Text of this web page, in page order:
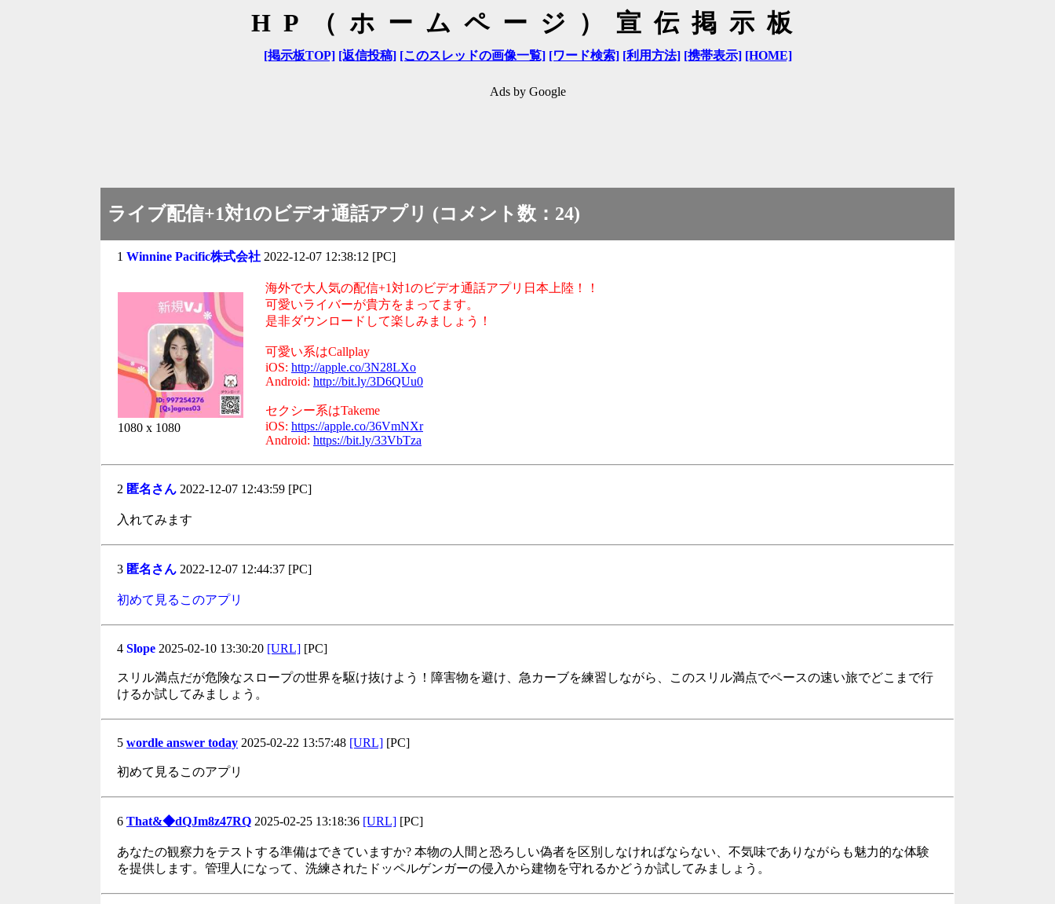
HP（ホームページ）宣伝掲示板
[掲示板TOP] [返信投稿] [このスレッドの画像一覧] [ワード検索] [利用方法] [携帯表示] [HOME]
Ads by Google
ライブ配信+1対1のビデオ通話アプリ (コメント数：24)
1 Winnine Pacific株式会社 2022-12-07 12:38:12 [PC]
1080 x 1080
海外で大人気の配信+1対1のビデオ通話アプリ日本上陸！！
可愛いライバーが貴方をまってます。
是非ダウンロードして楽しみましょう！
可愛い系はCallplay
iOS: http://apple.co/3N28LXo
Android: http://bit.ly/3D6QUu0
セクシー系はTakeme
iOS: https://apple.co/36VmNXr
Android: https://bit.ly/33VbTza
2 匿名さん 2022-12-07 12:43:59 [PC]
入れてみます
3 匿名さん 2022-12-07 12:44:37 [PC]
初めて見るこのアプリ
4 Slope 2025-02-10 13:30:20 [URL] [PC]
スリル満点だが危険なスロープの世界を駆け抜けよう！障害物を避け、急カーブを練習しながら、このスリル満点でペースの速い旅でどこまで行
けるか試してみましょう。
5 wordle answer today 2025-02-22 13:57:48 [URL] [PC]
初めて見るこのアプリ
6 That&◆dQJm8z47RQ 2025-02-25 13:18:36 [URL] [PC]
あなたの観察力をテストする準備はできていますか? 本物の人間と恐ろしい偽者を区別しなければならない、不気味でありながらも魅力的な体験
を提供します。管理人になって、洗練されたドッペルゲンガーの侵入から建物を守れるかどうか試してみましょう。